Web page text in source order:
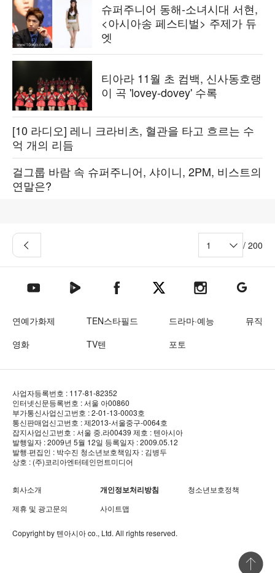
슈퍼주니어 동해-소녀시대 서현,
<아시아송 페스티벌> 주제가 듀
엣
티아라 11월 초 컴백, 신사동호랭
이 곡 'lovey-dovey' 수록
[10 라디오] 레니 크라비츠, 혈관을 타고 흐르는 수
억 개의 리듬
걸그룹 바람 속 슈퍼주니어, 샤이니, 2PM, 비스트의
연말은?
/ 200
텐아시아 유튜브텐아시아 네이버TV텐아시아 페이스북텐아시아 엑스텐아시아 인스타그램
텐아시아
연예가화제 TEN스타필드 드라마·예능
뮤직
영화
TV텐 포토
사업자등록번호 : 117-81-82352
인터넷신문등록번호 : 서울 아00860
부가통신사업신고번호 : 2-01-13-0003호
통신판매업신고번호 : 제2013-서울중구-0064호
잡지사업신고번호 : 서울 중.라00439 제호 : 텐아시아
발행일자 : 2009년 5월 12일 등록일자 : 2009.05.12
발행·편집인 : 박수진 청소년보호책임자 : 김병두
상호 : (주)코리아엔터테인먼트미디어
회사소개 개인정보처리방침
청소년보호정책
제휴 및 광고문의
사이트맵
Copyright by 텐아시아co., Ltd. All rights reserved.
상단 바로